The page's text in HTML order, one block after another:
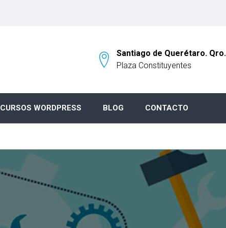
Santiago de Querétaro. Qro.
Plaza Constituyentes
CURSOS WORDPRESS BLOG CONTACTO